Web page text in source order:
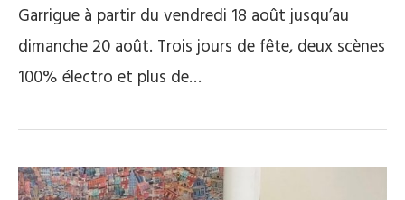
Garrigue à partir du vendredi 18 août jusqu’au
dimanche 20 août. Trois jours de fête, deux scènes
100% électro et plus de…